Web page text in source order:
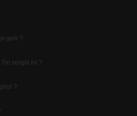
gelir ?
sevgili mi ?
?